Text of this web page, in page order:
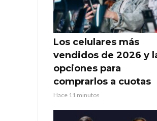
Los celulares más
vendidos de 2026 y
opciones para
comprarlos a cuotas
Hace 11 minutos